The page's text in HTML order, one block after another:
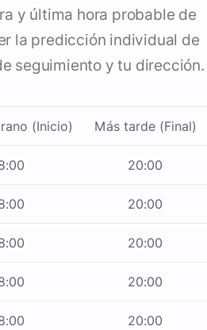
y última hora probable de
la predicción individual de
seguimiento y tu dirección.
(Inicio) Más tarde (Final)
20:00
20:00
20:00
20:00
20:00